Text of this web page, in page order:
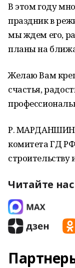
В этом году
праздник в
мы ждем его,
планы на
Желаю Вам
счастья,
Р. МАРДАНШИН,
комитета ГД
строительству
Читайте нас